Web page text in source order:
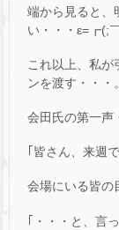
端から見ると、
い・・・ε=┏(;
これ以上、私が
ンを渡す・・・。
会田氏の第一声
｢皆さん、来週
会場にいる皆の
｢・・・と、言